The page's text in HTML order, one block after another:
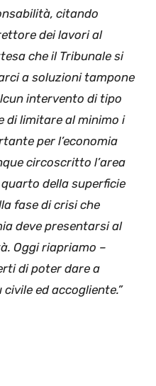
citando
dei lavori al
che il Tribunale si
a soluzioni tampone
intervento di tipo
di limitare al minimo i
per l’economia
circoscritto l’area
della superficie
fase di crisi che
deve presentarsi al
Oggi riapriamo –
di poter dare a
ed accogliente.”